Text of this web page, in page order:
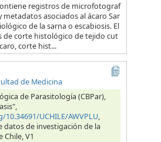
registros de microfotograf
metadatos asociados al ácaro Sar
de la sarna o escabiosis. El
de corte histológico de tejido cut
corte hist...
de Medicina
de Parasitología (CBPar),
UCHILE/AWVPLU,
datos de investigación de la
Chile, V1